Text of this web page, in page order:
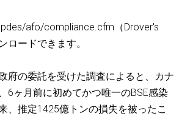
afo/compliance.cfm（Drover's
ロードできます。
府の委託を受けた調査によると、カナ
6ヶ月前に初めてかつ唯一のBSE感染
、推定1425億トンの損失を被ったこ